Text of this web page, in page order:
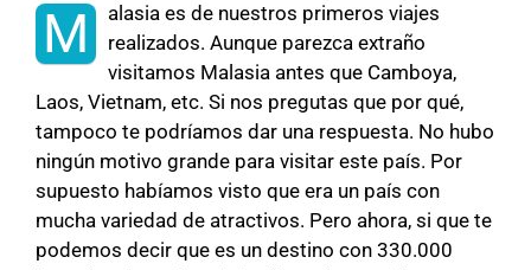
M
alasia es de nuestros primeros viajes
realizados. Aunque parezca extraño
visitamos Malasia antes que Camboya,
Laos, Vietnam, etc. Si nos pregutas que por qué,
tampoco te podríamos dar una respuesta. No hubo
ningún motivo grande para visitar este país. Por
supuesto habíamos visto que era un país con
mucha variedad de atractivos. Pero ahora, si que te
podemos decir que es un destino con 330.000